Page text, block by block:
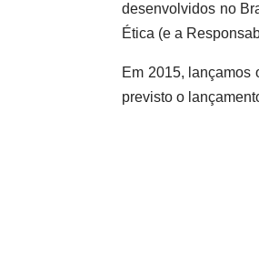
desenvolvidos no
Ética (e a
Em 2015, lançamos
previsto o